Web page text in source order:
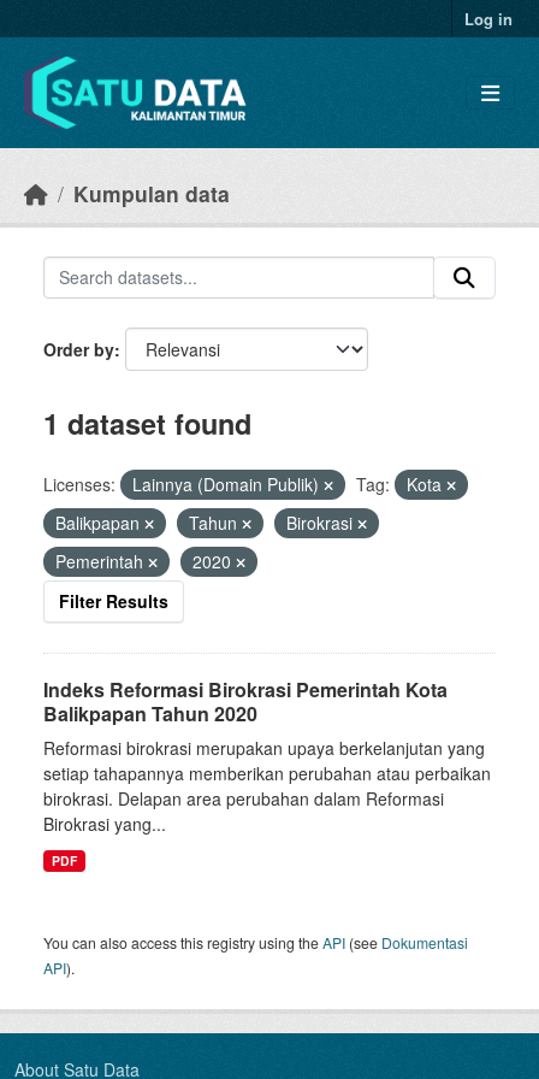
Log in
Kumpulan data
Order by
1 dataset found
Licenses: Lainnya (Domain Publik) Tag:
Kota
Balikpapan
Tahun
Birokrasi
Pemerintah
2020
Filter Results
Indeks Reformasi Birokrasi Pemerintah Kota
Balikpapan Tahun 2020
Reformasi birokrasi merupakan upaya berkelanjutan yang
setiap tahapannya memberikan perubahan atau perbaikan
birokrasi. Delapan area perubahan dalam Reformasi
Birokrasi yang...
PDF
You can also access this registry using theAPI (see Dokumentasi
API).
About Satu Data